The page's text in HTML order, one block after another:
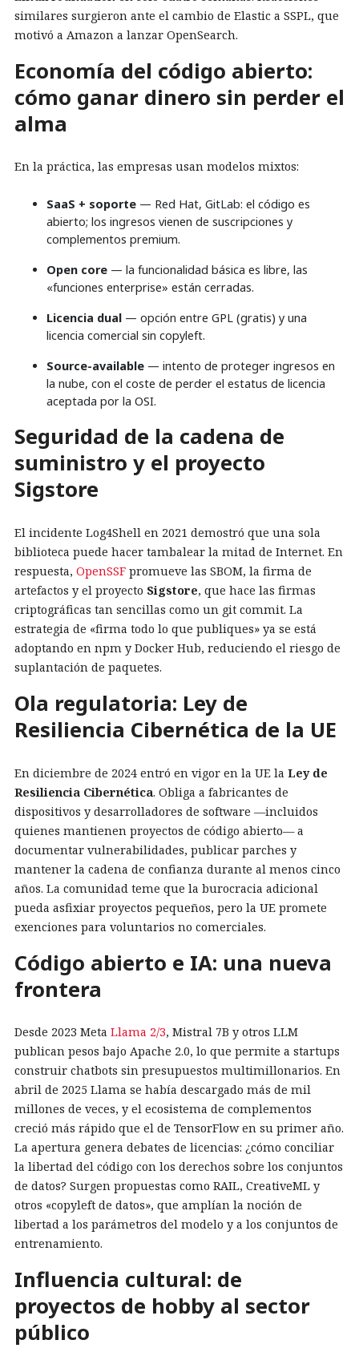
similares surgieron ante el cambio de Elastic a SSPL, que
motivó a Amazon a lanzar OpenSearch.
Economía del código abierto:
cómo ganar dinero sin perder el
alma
En la práctica, las empresas usan modelos mixtos:
SaaS + soporte — Red Hat, GitLab: el código es
abierto; los ingresos vienen de suscripciones y
complementos premium.
Open core — la funcionalidad básica es libre, las
«funciones enterprise» están cerradas.
Licencia dual — opción entre GPL (gratis) y una
licencia comercial sin copyleft.
Source-available — intento de proteger ingresos en
la nube, con el coste de perder el estatus de licencia
aceptada por la OSI.
Seguridad de la cadena de
suministro y el proyecto
Sigstore
El incidente Log4Shell en 2021 demostró que una sola
biblioteca puede hacer tambalear la mitad de Internet. En
respuesta, OpenSSF promueve las SBOM, la firma de
artefactos y el proyecto Sigstore, que hace las firmas
criptográficas tan sencillas como un git commit. La
estrategia de «firma todo lo que publiques» ya se está
adoptando en npm y Docker Hub, reduciendo el riesgo de
suplantación de paquetes.
Ola regulatoria: Ley de
Resiliencia Cibernética de la UE
En diciembre de 2024 entró en vigor en la UE la Ley de
Resiliencia Cibernética. Obliga a fabricantes de
dispositivos y desarrolladores de software —incluidos
quienes mantienen proyectos de código abierto— a
documentar vulnerabilidades, publicar parches y
mantener la cadena de confianza durante al menos cinco
años. La comunidad teme que la burocracia adicional
pueda asfixiar proyectos pequeños, pero la UE promete
exenciones para voluntarios no comerciales.
Código abierto e IA: una nueva
frontera
Desde 2023 Meta Llama 2/3, Mistral 7B y otros LLM
publican pesos bajo Apache 2.0, lo que permite a startups
construir chatbots sin presupuestos multimillonarios. En
abril de 2025 Llama se había descargado más de mil
millones de veces, y el ecosistema de complementos
creció más rápido que el de TensorFlow en su primer año.
La apertura genera debates de licencias: ¿cómo conciliar
la libertad del código con los derechos sobre los conjuntos
de datos? Surgen propuestas como RAIL, CreativeML y
otros «copyleft de datos», que amplían la noción de
libertad a los parámetros del modelo y a los conjuntos de
entrenamiento.
Influencia cultural: de
proyectos de hobby al sector
público